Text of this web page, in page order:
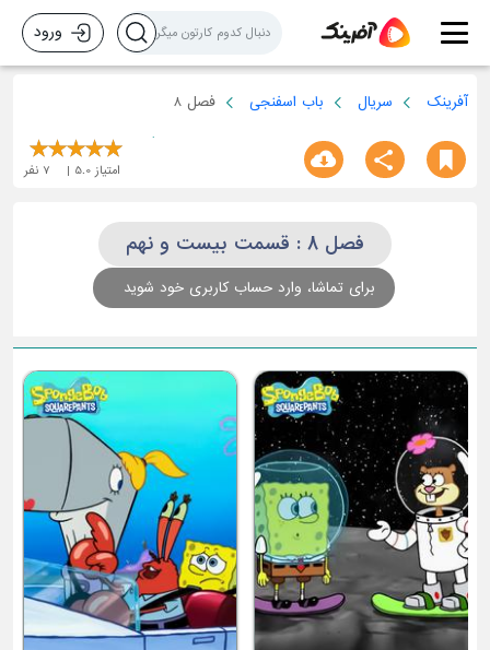
ورود
آفرینک سریال باب اسفنجی فصل 8
امتیاز 5.0
7 نفر
فصل 8 : قسمت بیست و نهم
برای تماشا، وارد حساب کاربری خود شوید